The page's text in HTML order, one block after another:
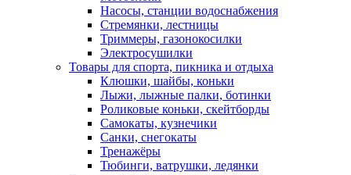
Насосы, станции водоснабжения
Стремянки, лестницы
Триммеры, газонокосилки
Электросушилки
Товары для спорта, пикника и отдыха
Клюшки, шайбы, коньки
Лыжи, лыжные палки, ботинки
Роликовые коньки, скейтборды
Самокаты, кузнечики
Санки, снегокаты
Тренажёры
Тюбинги, ватрушки, ледянки